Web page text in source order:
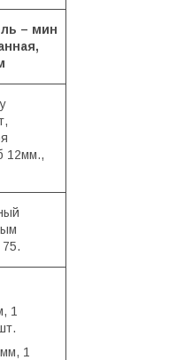
– мин
12мм.,
75.
1
1